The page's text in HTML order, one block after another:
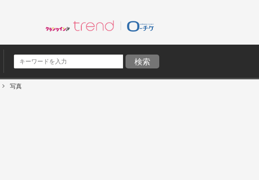
写真